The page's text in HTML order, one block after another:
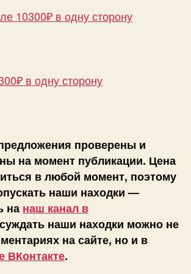
10300₽ в одну сторону
в одну сторону
проверены и
на момент публикации. Цена
в любой момент, поэтому
наши находки —
на наш канал в
наши находки можно не
на сайте, но и в
ВКонтакте.